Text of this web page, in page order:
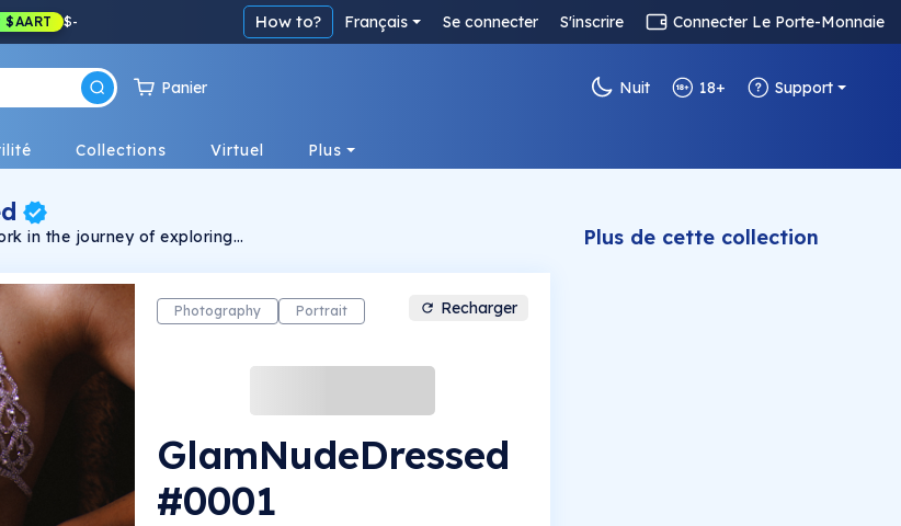
$AART $- How to? Français Se connecter S'inscrire Connecter Le Porte-Monnaie
Panier Nuit 18+ Support
Collections Virtuel Plus
in the journey of exploring
Photography Portrait Recharger
GlamNudeDressed
#0001
Plus de cette collection